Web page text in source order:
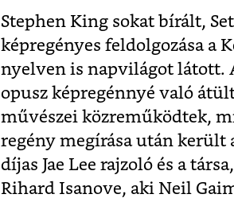
Stephen King sokat bírált,
képregényes feldolgozása a
nyelven is napvilágot látott.
opusz képregénnyé való
művészei közreműködtek,
regény megírása után került
díjas Jae Lee rajzoló és a
Rihard Isanove, aki Neil